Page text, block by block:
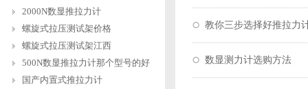
2000N数显推拉力计
螺旋式拉压测试架价格
螺旋式拉压测试架江西
500N数显推拉力计那个型号的好
国产内置式推拉力计
教你三步选择好推拉力
数显测力计选购方法